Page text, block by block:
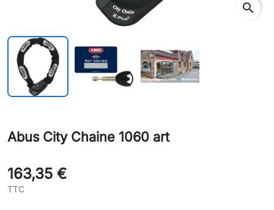
search
Abus City Chaine 1060 art
163,35 €
TTC